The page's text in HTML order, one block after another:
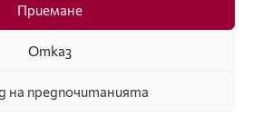
Приемане
Отказ
на предпочитанията
2007-2025 Ot igla do konetz Ltd. & Fashion.bg